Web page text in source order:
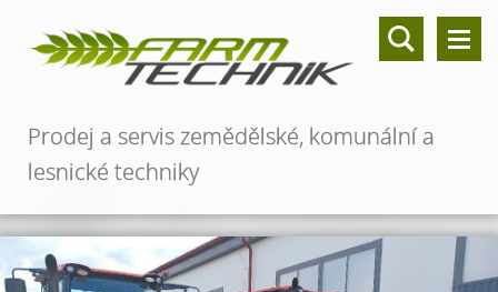
Prodej a servis zemědělské, komunální a
lesnické techniky